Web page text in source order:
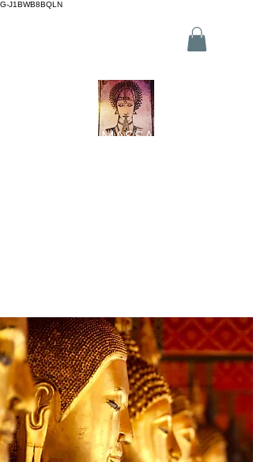
G-J1BWB8BQLN
NUAD THAI MASSAGE ATHENS